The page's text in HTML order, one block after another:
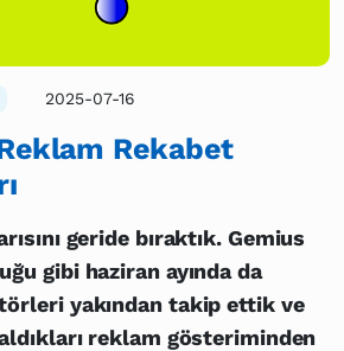
2025-07-16
Rekabet
geride bıraktık. Gemius
gibi haziran ayında da
yakından takip ettik ve
reklam gösteriminden